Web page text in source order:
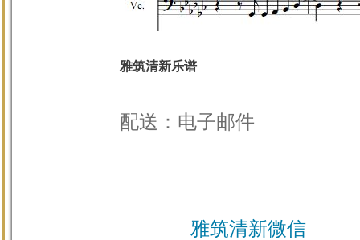
雅筑清新乐谱
配送：电子邮件
雅筑清新微信